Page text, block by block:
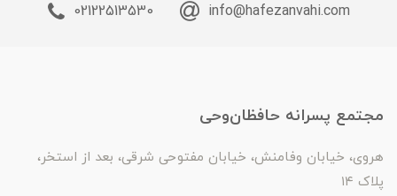
info@hafezanvahi.com
02122513530
مجتمع پسرانه حافظان‌وحی
هروی، خیابان وفامنش، خیابان مفتوحی شرقی، بعد از استخر،
پلاک ۱۴